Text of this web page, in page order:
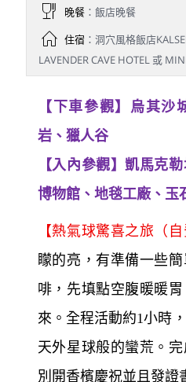
晚餐：飯店晚餐
住宿：洞穴風格飯店
LAVENDER CAVE HOTEL 或
【下車參觀】烏其沙
岩、獵人谷
【入內參觀】凱馬克
博物館、地毯工廠、玉
【熱氣球驚喜之旅（自
矇的亮，有準備一些
啡，先填點空腹暖暖
來。全程活動約1小時
天外星球般的蠻荒。
別開香檳慶祝並且發證